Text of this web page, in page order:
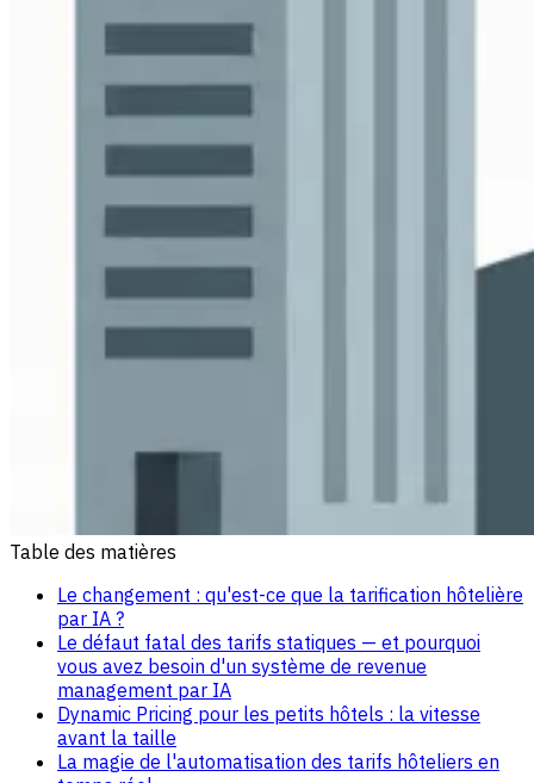
Table des matières
Le changement : qu'est-ce que la tarification hôtelière
par IA ?
Le défaut fatal des tarifs statiques — et pourquoi
vous avez besoin d'un système de revenue
management par IA
Dynamic Pricing pour les petits hôtels : la vitesse
avant la taille
La magie de l'automatisation des tarifs hôteliers en